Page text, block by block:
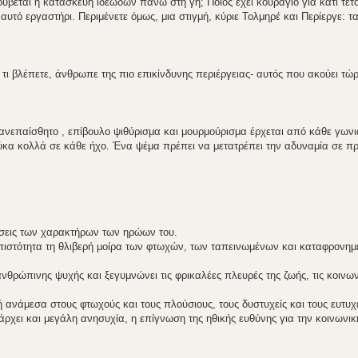
εργαστήρι. Περιμένετε όμως, μια στιγμή, κύριε Τολμηρέ και Περίεργε:
βλέπετε, άνθρωπε της πιο επικίνδυνης περιέργειας- αυτός που ακούει
, επίβουλο ψιθύρισμα και μουρμούρισμα έρχεται από κάθε
κολλά σε κάθε ήχο. Ένα ψέμα πρέπει να μετατρέπει την αδυναμία σε
των χαρακτήρων των ηρώων του.
τη θλιβερή μοίρα των φτωχών, των ταπεινωμένων και
ψυχής και ξεγυμνώνει τις φρικαλέες πλευρές της ζωής, τις
στους φτωχούς και τους πλούσιους, τους δυστυχείς και τους
και μεγάλη ανησυχία, η επίγνωση της ηθικής ευθύνης για την